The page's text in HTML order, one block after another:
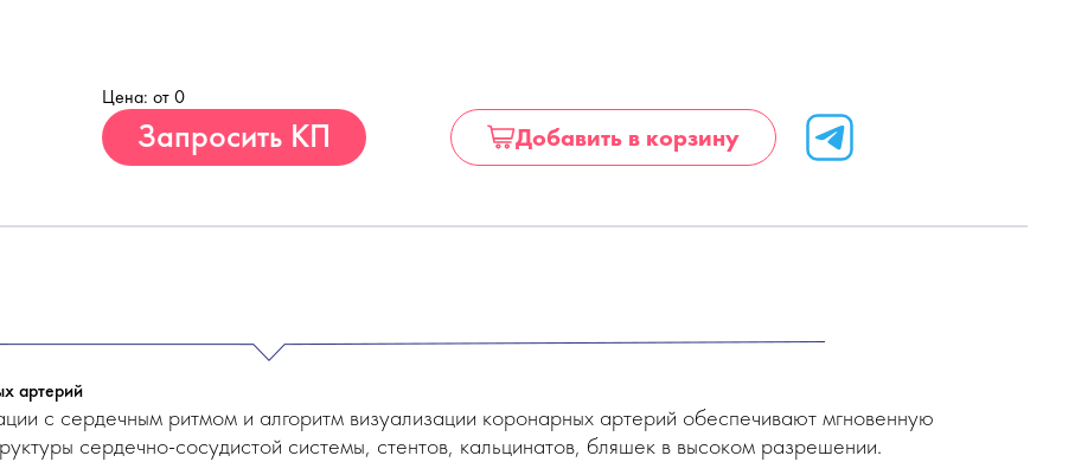
Цена: от 0
Запросить КП Добавить в корзину
артерий
с сердечным ритмом и алгоритм визуализации коронарных артерий обеспечивают мгновенную
сердечно-сосудистой системы, стентов, кальцинатов, бляшек в высоком разрешении.